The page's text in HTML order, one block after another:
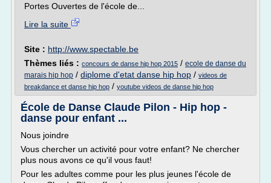
Portes Ouvertes de l'école de...
Lire la suite
Site : http://www.spectable.be
Thèmes liés : concours de danse hip hop 2015 / ecole de danse du
marais hip hop / diplome d'etat danse hip hop / videos de
breakdance et danse hip hop / youtube videos de danse hip hop
École de Danse Claude Pilon - Hip hop -
danse pour enfant ...
Nous joindre
Vous chercher un activité pour votre enfant? Ne chercher
plus nous avons ce qu'il vous faut!
Pour les adultes comme pour les plus jeunes l'école de